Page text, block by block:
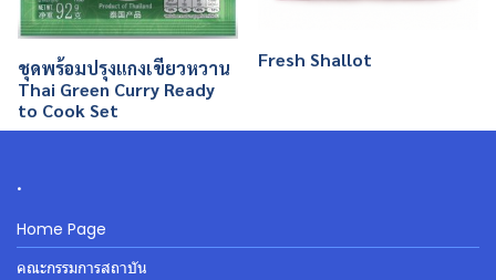
ชุดพร้อมปรุงแกงเขียวหวาน
Thai Green Curry Ready
to Cook Set
Fresh Shallot
.
Home Page
คณะกรรมการสถาบัน